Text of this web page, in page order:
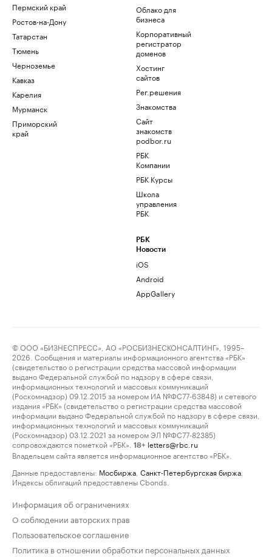
Пермский край
Ростов-на-Дону
Татарстан
Тюмень
Черноземье
Кавказ
Карелия
Мурманск
Приморский
край
Облако для
бизнеса
Корпоративный
регистратор
доменов
Хостинг
сайтов
Рег.решения
Знакомства
Сайт
знакомств
podbor.ru
РБК
Компании
РБК Курсы
Школа
управления
РБК
РБК
Новости
iOS
Android
AppGallery
© ООО «БИЗНЕСПРЕСС», АО «РОСБИЗНЕСКОНСАЛТИНГ», 1995–
2026. Сообщения и материалы информационного агентства «РБК»
(свидетельство о регистрации средства массовой информации
выдано Федеральной службой по надзору в сфере связи,
информационных технологий и массовых коммуникаций
(Роскомнадзор) 09.12.2015 за номером ИА №ФС77-63848) и сетевого
издания «РБК» (свидетельство о регистрации средства массовой
информации выдано Федеральной службой по надзору в сфере связи,
информационных технологий и массовых коммуникаций
(Роскомнадзор) 03.12.2021 за номером ЭЛ №ФС77-82385)
сопровождаются пометкой «РБК».
18+ letters@rbc.ru
Владельцем сайта является информационное агентство «РБК».
Данные предоставлены: Мосбиржа Санкт-Петербургская биржа
Индексы облигаций предоставлены Cbonds.
Информация об ограничениях
О соблюдении авторских прав
Пользовательское соглашение
Политика в отношении обработки персональных данных